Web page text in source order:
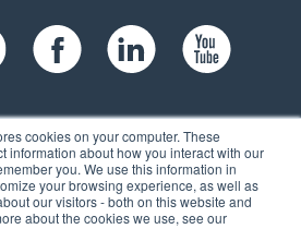
cookies on your computer. These
information about how you interact with our
you. We use this information in
your browsing experience, as well as
our visitors - both on this website and
about the cookies we use, see our
Rd, Suite 104,
NH 03060 USA